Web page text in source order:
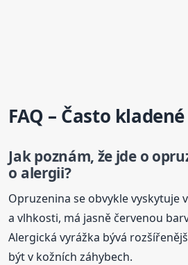
FAQ – Často
Jak poznám, že jde o
o alergii?
Opruzenina se obvykle vyskytuje
a vlhkosti, má jasně červenou
Alergická vyrážka bývá
být v kožních záhybech.